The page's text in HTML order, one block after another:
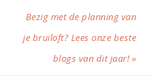
Bezig met de planning van
je bruiloft? Lees onze beste
blogs van dit jaar! »